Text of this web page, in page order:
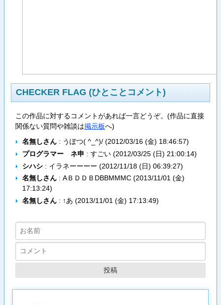
CHECKER FLAG (ひとことコメント)
この作品に対するコメントがあれば一言どうぞ。(作品に直接
関係ない質問や雑談は掲示板へ)
名無しさん: うぽつ( ^_^)/ (2012/03/16 (金) 18:46:57)
プログラマー ネ申 : すごい (2012/03/25 (日) 21:00:14)
シハシ: イラネーーーー (2012/11/18 (日) 06:39:27)
名無しさん: AＢＤＤＢDBBMMMC (2013/11/01 (金)
17:13:24)
名無しさん: ↑あ (2013/11/01 (金) 17:13:49)